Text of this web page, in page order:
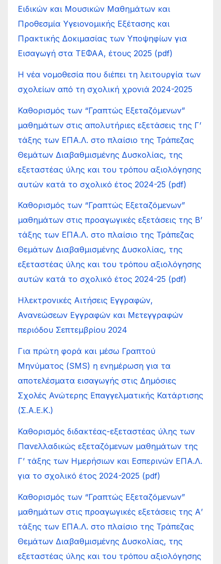
Ειδικών και Μουσικών Μαθημάτων και
Προθεσμία Υγειονομικής Εξέτασης και
Πρακτικής Δοκιμασίας των Υποψηφίων για
Εισαγωγή στα ΤΕΦΑΑ, έτους 2025 (pdf)
Η νέα νομοθεσία που διέπει τη λειτουργία των
σχολείων από τη σχολική χρονιά 2024-2025
Καθορισμός των “Γραπτώς Εξεταζόμενων”
μαθημάτων στις απολυτήριες εξετάσεις της Γ’
τάξης των ΕΠΑ.Λ. στο πλαίσιο της Τράπεζας
Θεμάτων Διαβαθμισμένης Δυσκολίας, της
εξεταστέας ύλης και του τρόπου αξιολόγησης
αυτών κατά το σχολικό έτος 2024-25 (pdf)
Καθορισμός των “Γραπτώς Εξεταζόμενων”
μαθημάτων στις προαγωγικές εξετάσεις της Β’
τάξης των ΕΠΑ.Λ. στο πλαίσιο της Τράπεζας
Θεμάτων Διαβαθμισμένης Δυσκολίας, της
εξεταστέας ύλης και του τρόπου αξιολόγησης
αυτών κατά το σχολικό έτος 2024-25 (pdf)
Ηλεκτρονικές Αιτήσεις Εγγραφών,
Ανανεώσεων Εγγραφών και Μετεγγραφών
περιόδου Σεπτεμβρίου 2024
Για πρώτη φορά και μέσω Γραπτού
Μηνύματος (SMS) η ενημέρωση για τα
αποτελέσματα εισαγωγής στις Δημόσιες
Σχολές Ανώτερης Επαγγελματικής Κατάρτισης
(Σ.Α.Ε.Κ.)
Καθορισμός διδακτέας-εξεταστέας ύλης των
Πανελλαδικώς εξεταζόμενων μαθημάτων της
Γ’ τάξης των Ημερήσιων και Εσπερινών ΕΠΑ.Λ.
για το σχολικό έτος 2024-2025 (pdf)
Καθορισμός των “Γραπτώς Εξεταζόμενων”
μαθημάτων στις προαγωγικές εξετάσεις της Α’
τάξης των ΕΠΑ.Λ. στο πλαίσιο της Τράπεζας
Θεμάτων Διαβαθμισμένης Δυσκολίας, της
εξεταστέας ύλης και του τρόπου αξιολόγησης